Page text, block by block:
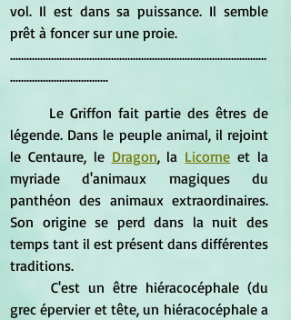
vol. Il est dans sa puissance. Il semble
prêt à foncer sur une proie.
..............................................................................................
....................................
légende. Dans le peuple animal, il rejoint
le Centaure, le Dragon, la Licorne et la
myriade d'animaux magiques du
panthéon des animaux extraordinaires.
Son origine se perd dans la nuit des
temps tant il est présent dans différentes
traditions.
grec épervier et tête, un hiéracocéphale a